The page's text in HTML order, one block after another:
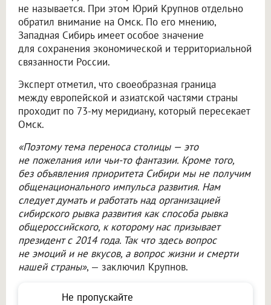
не называется. При этом Юрий Крупнов отдельно
обратил внимание на Омск. По его мнению,
Западная Сибирь имеет особое значение
для сохранения экономической и территориальной
связанности России.
Эксперт отметил, что своеобразная граница
между европейской и азиатской частями страны
проходит по 73-му меридиану, который пересекает
Омск.
«Поэтому тема переноса столицы — это
не пожелания или чьи-то фантазии. Кроме того,
без объявления приоритета Сибири мы не получим
общенационального импульса развития. Нам
следует думать и работать над организацией
сибирского рывка развития как способа рывка
общероссийского, к которому нас призывает
президент с 2014 года. Так что здесь вопрос
не эмоций и не вкусов, а вопрос жизни и смерти
нашей страны», — заключил Крупнов.
Не пропускайте